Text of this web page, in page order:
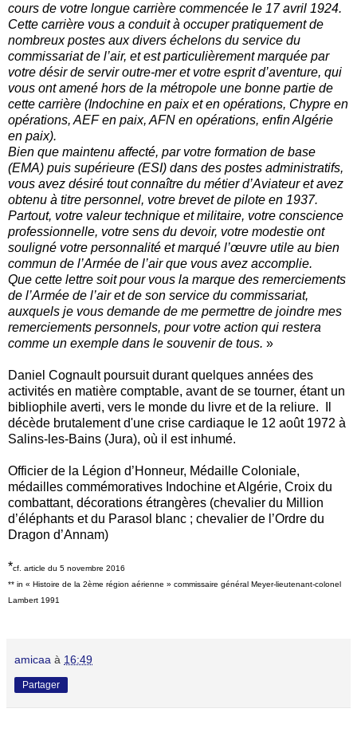
cours de votre longue carrière commencée le 17 avril 1924.
Cette carrière vous a conduit à occuper pratiquement de
nombreux postes aux divers échelons du service du
commissariat de l’air, et est particulièrement marquée par
votre désir de servir outre-mer et votre esprit d’aventure, qui
vous ont amené hors de la métropole une bonne partie de
cette carrière (Indochine en paix et en opérations, Chypre en
opérations, AEF en paix, AFN en opérations, enfin Algérie
en paix).
Bien que maintenu affecté, par votre formation de base
(EMA) puis supérieure (ESI) dans des postes administratifs,
vous avez désiré tout connaître du métier d’Aviateur et avez
obtenu à titre personnel, votre brevet de pilote en 1937.
Partout, votre valeur technique et militaire, votre conscience
professionnelle, votre sens du devoir, votre modestie ont
souligné votre personnalité et marqué l’œuvre utile au bien
commun de l’Armée de l’air que vous avez accomplie.
Que cette lettre soit pour vous la marque des remerciements
de l’Armée de l’air et de son service du commissariat,
auxquels je vous demande de me permettre de joindre mes
remerciements personnels, pour votre action qui restera
comme un exemple dans le souvenir de tous. »
Daniel Cognault poursuit durant quelques années des
activités en matière comptable, avant de se tourner, étant un
bibliophile averti, vers le monde du livre et de la reliure. Il
décède brutalement d'une crise cardiaque le 12 août 1972 à
Salins-les-Bains (Jura), où il est inhumé.
Officier de la Légion d’Honneur, Médaille Coloniale,
médailles commémoratives Indochine et Algérie, Croix du
combattant, décorations étrangères (chevalier du Million
d’éléphants et du Parasol blanc ; chevalier de l’Ordre du
Dragon d’Annam)
*cf. article du 5 novembre 2016
** in « Histoire de la 2ème région aérienne » commissaire général Meyer-lieutenant-colonel
Lambert 1991
amicaa à 16:49
Partager